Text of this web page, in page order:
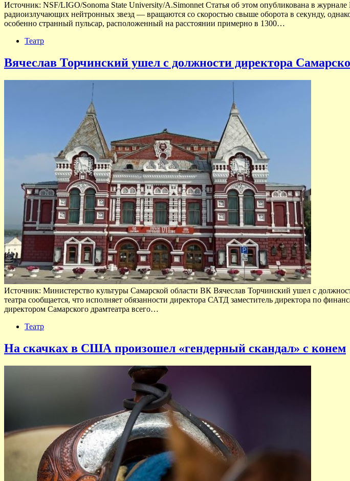
Источник: NSF/LIGO/Sonoma State University/A.Simonnet Статья об этом опубликована в
радиоизлучающих нейтронных звезд — вращаются со скоростью свыше оборота в секунду,
особенно странный пульсар, расположенный на расстоянии примерно в 1300…
Театр
Вячеслав Торчинский ушел с должности директора
Источник: Министерство культуры Самарской области ВК Вячеслав Торчинский ушел с
театра сообщается, что исполняет обязанности директора САТД заместитель директора по
директором Самарского драмтеатра всего…
Театр
На скачках в США произошел «гендерный скандал» с конем